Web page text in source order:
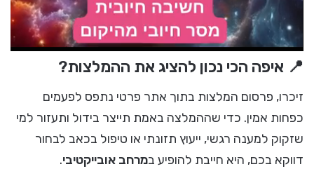
📍 איפה הכי נכון להציג את ההמלצות?
זיכרו, פרסום המלצות בתוך אתר פרטי נתפס לפעמים
כפחות אמין. כדי שההמלצה באמת תייצר בידול ותעזור למי
שזקוק למענה רגשי, ייעוץ תזונתי או טיפול בכאב לבחור
דווקא בכם, היא חייבת להופיע במרחב אובייקטיבי.